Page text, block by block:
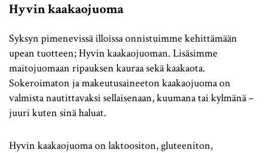
Hyvin kaakaojuoma
Syksyn pimenevissä illoissa onnistuimme kehittämään
upean tuotteen; Hyvin kaakaojuoman. Lisäsimme
maitojuomaan ripauksen kauraa sekä kaakaota.
Sokeroimaton ja makeutusaineeton kaakaojuoma on
valmista nautittavaksi sellaisenaan, kuumana tai kylmänä –
juuri kuten sinä haluat.
Hyvin kaakaojuoma on laktoositon, gluteeniton,